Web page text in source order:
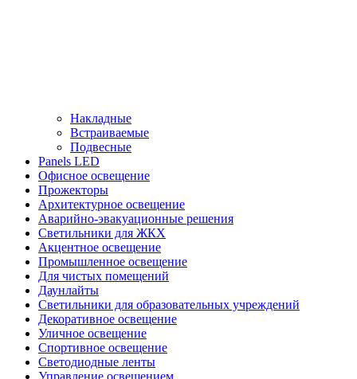
Накладные
Встраиваемые
Подвесные
Panels LED
Офисное освещение
Прожекторы
Архитектурное освещение
Аварийно-эвакуационные решения
Светильники для ЖКХ
Акцентное освещение
Промышленное освещение
Для чистых помещений
Даунлайты
Светильники для образовательных учреждений
Декоративное освещение
Уличное освещение
Спортивное освещение
Светодиодные ленты
Управление освещением